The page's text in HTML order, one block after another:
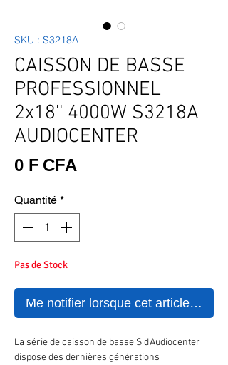
SKU : S3218A
CAISSON DE BASSE
PROFESSIONNEL
2x18'' 4000W S3218A
AUDIOCENTER
0 F CFA
Quantité *
Pas de Stock
Me notifier lorsque cet article est
La série de caisson de basse S d'Audiocenter
dispose des dernières générations